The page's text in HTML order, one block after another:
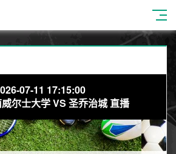
07-11 17:15:00
尔士大学 VS 圣乔治城 直播